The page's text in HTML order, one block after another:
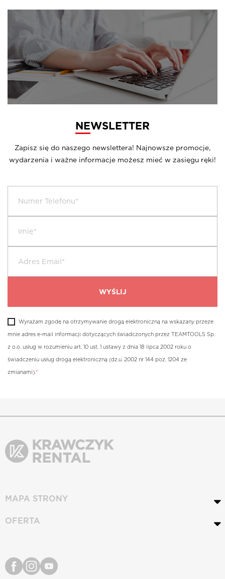
24H:
NEWSLETTER
Zapisz się do naszego newslettera! Najnowsze promocje,
wydarzenia i ważne informacje możesz mieć w zasięgu ręki!
Wyrażam zgodę na otrzymywanie drogą elektroniczną na wskazany przeze
mnie adres e-mail informacji dotyczących świadczonych przez TEAMTOOLS Sp.
z o.o. usług w rozumieniu art. 10 ust. 1 ustawy z dnia 18 lipca 2002 roku o
świadczeniu usług drogą elektroniczną (dz.u. 2002 nr 144 poz. 1204 ze
zmianami). *
MAPA STRONY
OFERTA